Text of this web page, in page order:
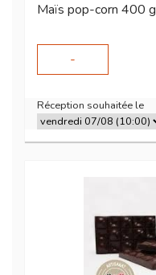
Maïs pop-corn 400 g
-
Réception souhaitée le